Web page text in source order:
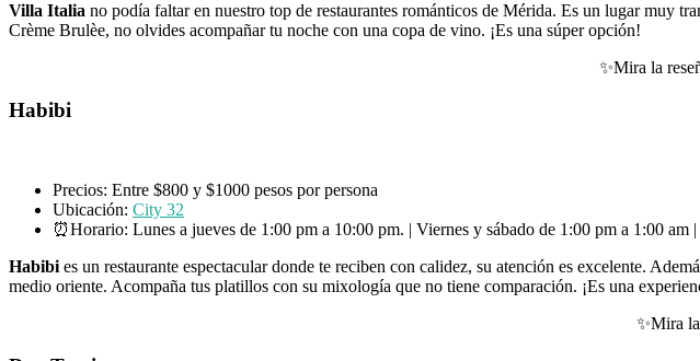
Villa Italia no podía faltar en nuestro top de restaurantes románticos de Mérida. Es un lugar muy
Crème Brulèe, no olvides acompañar tu noche con una copa de vino. ¡Es una súper opción!
✨Mira la
Habibi
Precios: Entre $800 y $1000 pesos por persona
Ubicación: City 32
⏰Horario: Lunes a jueves de 1:00 pm a 10:00 pm. | Viernes y sábado de 1:00 pm a 1:00
Habibi es un restaurante espectacular donde te reciben con calidez, su atención es excelente.
medio oriente. Acompaña tus platillos con su mixología que no tiene comparación. ¡Es una
✨Mira